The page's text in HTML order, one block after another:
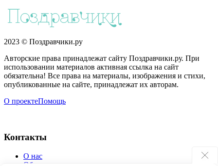
2023 © Поздравчики.ру
Авторские права принадлежат сайту Поздравчики.ру. При
использовании материалов активная ссылка на сайт
обязательна! Все права на материалы, изображения и стихи,
опубликованные на сайте, принадлежат их авторам.
О проектеПомощь
Контакты
О нас